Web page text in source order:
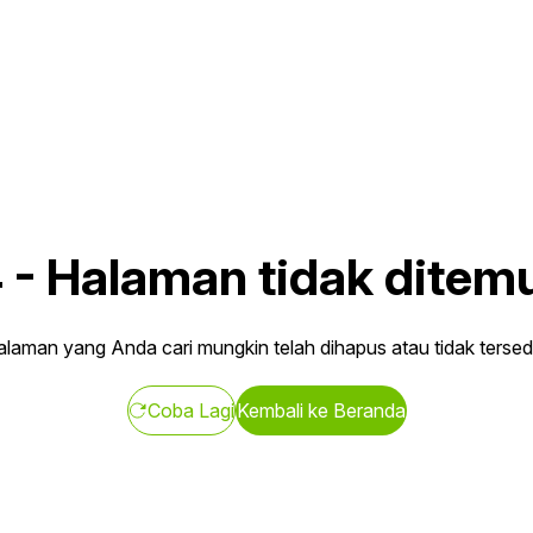
- Halaman tidak
yang Anda cari mungkin telah dihapus atau tidak
Coba LagiKembali ke Beranda